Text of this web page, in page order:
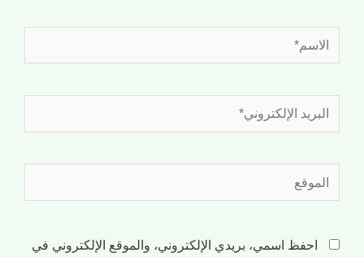
احفظ اسمي، بريدي الإلكتروني، والموقع الإلكتروني في